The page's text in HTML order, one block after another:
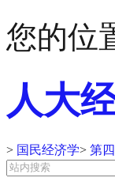
您的位
人大
> 国民经济学> 第